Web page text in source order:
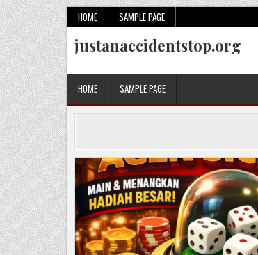
Skip
to
content
HOME SAMPLE PAGE
justanaccidentstop.org
HOME SAMPLE PAGE